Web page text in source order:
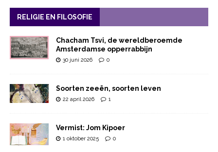
RELIGIE EN FILOSOFIE
Chacham Tsvi, de wereldberoemde
Amsterdamse opperrabbijn
30 juni 2026 0
Soorten zeeën, soorten leven
22 april 2026 1
Vermist: Jom Kipoer
1 oktober 2025 0